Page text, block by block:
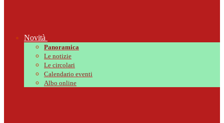
Novità
Panoramica
Le notizie
Le circolari
Calendario eventi
Albo online